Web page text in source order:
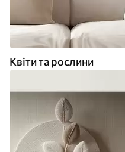
Квіти та рослини